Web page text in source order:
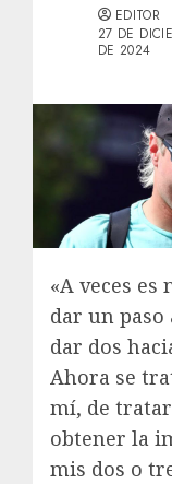
EDITOR
27 DE
DE 2024
«A veces es
dar un paso
dar dos
Ahora se
mí, de
obtener la
mis dos o